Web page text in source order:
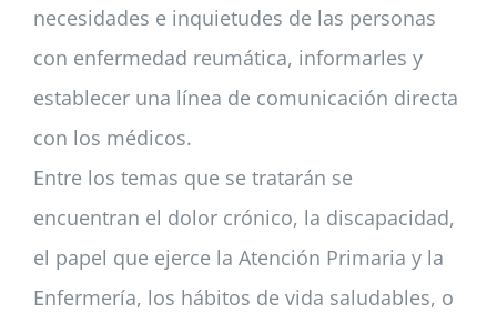
necesidades e inquietudes de las personas
con enfermedad reumática, informarles y
establecer una línea de comunicación directa
con los médicos.
Entre los temas que se tratarán se
encuentran el dolor crónico, la discapacidad,
el papel que ejerce la Atención Primaria y la
Enfermería, los hábitos de vida saludables, o